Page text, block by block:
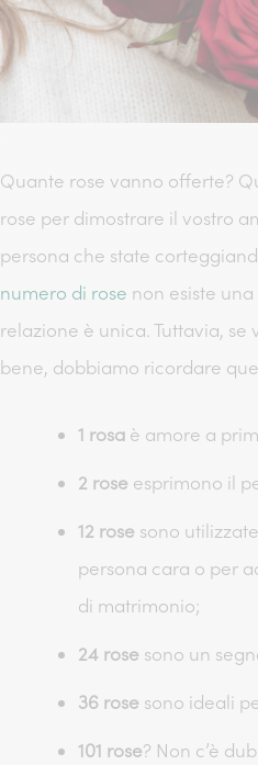
Quante rose vanno offerte?
rose per dimostrare il vostro
persona che state
numero di rose non esiste
relazione è unica. Tuttavia,
bene, dobbiamo ricordare
1 rosa è amore a
2 rose esprimono il
12 rose sono
persona cara o per
di matrimonio;
24 rose sono un
36 rose sono ideali
101 rose? Non c’è